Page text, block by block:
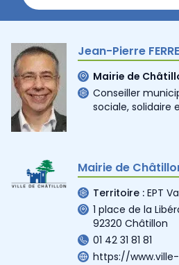
Jean-Pierre FERRE
Mairie de
Conseiller
sociale, solidaire
Mairie de
Territoire : EPT
1 place de la
92320 Châtillon
01 42 31 81 81
https://